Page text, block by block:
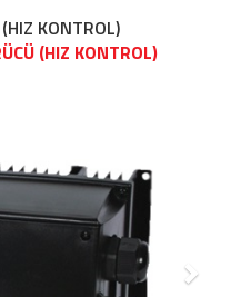
KONTROL)
(HIZ KONTROL)